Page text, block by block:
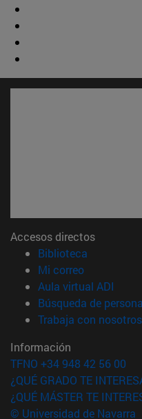
Accesos directos
Biblioteca
Mi correo(abre en
Aula virtual ADI
Búsqueda de
Trabaja con nosotros
Información
TFNO +34 948 42 56 00
¿QUÉ GRADO TE
¿QUÉ MÁSTER TE
© Universidad de Navarra